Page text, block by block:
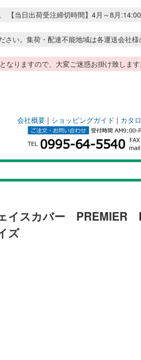
【当日出荷受注締切時間】4月～8月
い。集荷・配達不能地域は各運送会社様
りますので、大変ご迷惑お掛け致します
会社概要 | ショッピングガイド | カタ
イスカバー
ズ